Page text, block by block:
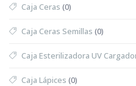
Caja Ceras (0)
Caja Ceras Semillas (0)
Caja Esterilizadora UV
Caja Lápices (0)